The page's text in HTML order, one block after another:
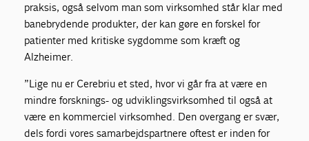
praksis, også selvom man som virksomhed står klar med
banebrydende produkter, der kan gøre en forskel for
patienter med kritiske sygdomme som kræft og
Alzheimer.
”Lige nu er Cerebriu et sted, hvor vi går fra at være en
mindre forsknings- og udviklingsvirksomhed til også at
være en kommerciel virksomhed. Den overgang er svær,
dels fordi vores samarbejdspartnere oftest er inden for